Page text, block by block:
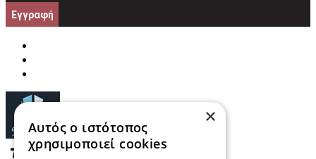
Εγγραφή
×
Αυτός ο ιστότοπος
χρησιμοποιεί cookies